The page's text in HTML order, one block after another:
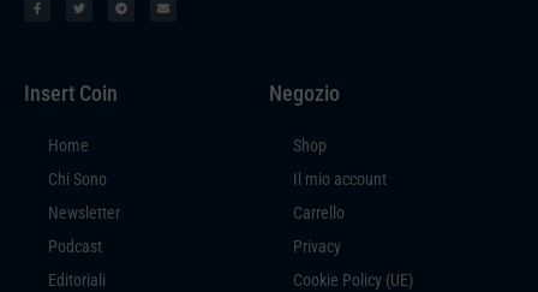
Insert Coin
Home
Chi Sono
Newsletter
Podcast
Editoriali
Negozio
Shop
Il mio account
Carrello
Privacy
Cookie Policy (UE)